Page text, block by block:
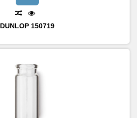
DUNLOP 150719